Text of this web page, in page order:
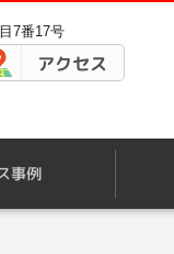
7番17号
アクセス
事例